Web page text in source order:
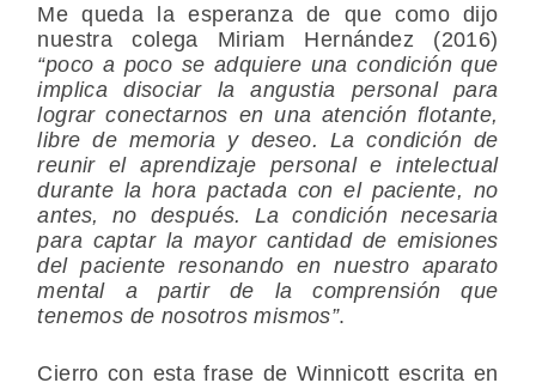
Me queda la esperanza de que como dijo
nuestra colega Miriam Hernández (2016)
“poco a poco se adquiere una condición que
implica disociar la angustia personal para
lograr conectarnos en una atención flotante,
libre de memoria y deseo. La condición de
reunir el aprendizaje personal e intelectual
durante la hora pactada con el paciente, no
antes, no después. La condición necesaria
para captar la mayor cantidad de emisiones
del paciente resonando en nuestro aparato
mental a partir de la comprensión que
tenemos de nosotros mismos”.
Cierro con esta frase de Winnicott escrita en